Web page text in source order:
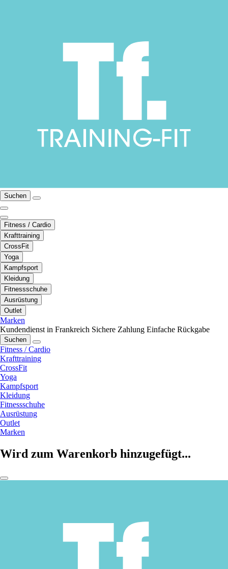
Suchen
Fitness / Cardio
Krafttraining
CrossFit
Yoga
Kampfsport
Kleidung
Fitnessschuhe
Ausrüstung
Outlet
Marken
Kundendienst in Frankreich Sichere Zahlung Einfache Rückgabe
Suchen
Fitness / Cardio
Krafttraining
CrossFit
Yoga
Kampfsport
Kleidung
Fitnessschuhe
Ausrüstung
Outlet
Marken
Wird zum Warenkorb hinzugefügt...